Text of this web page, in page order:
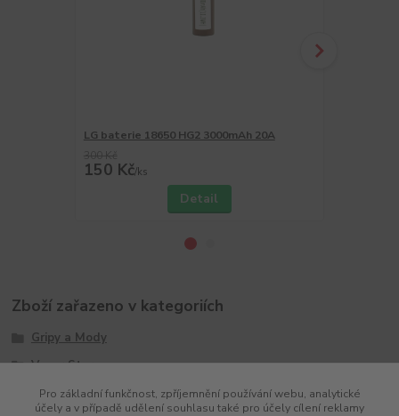
LG baterie 18650 HG2 3000mAh 20A
150 Kč/ks
Detail
Zboží zařazeno v kategoriích
Gripy a Mody
Vapor Storm
Pro základní funkčnost, zpříjemnění používání webu, analytické
účely a v případě udělení souhlasu také pro účely cílení reklamy